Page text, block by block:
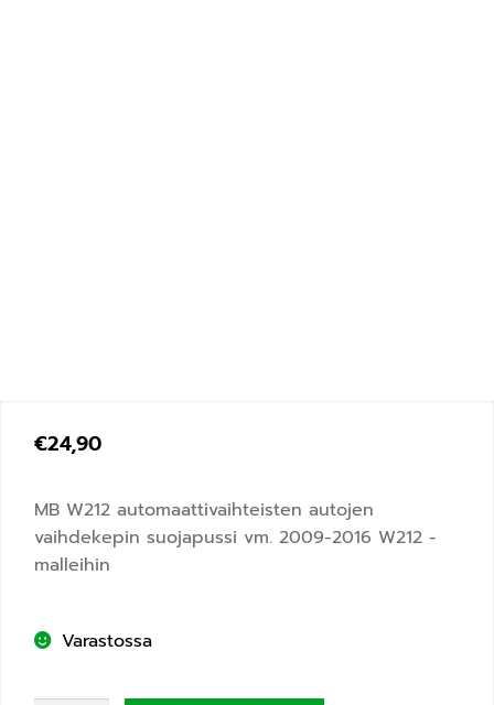
€24,90
MB W212 automaattivaihteisten autojen
vaihdekepin suojapussi vm. 2009-2016 W212 -
malleihin
Varastossa